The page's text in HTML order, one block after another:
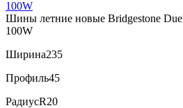
Шины летние новые Bridgestone
100W
Ширина235
Профиль45
РадиусR20